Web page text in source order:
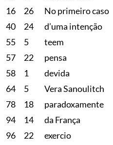
16
26 No primeiro caso
40
24 d’uma intenção
55
5 teem
57
22 pensa
58
1 devida
64
5 Vera Sanoulitch
78
18 paradoxamente
94
14 da França
96
22 exercio